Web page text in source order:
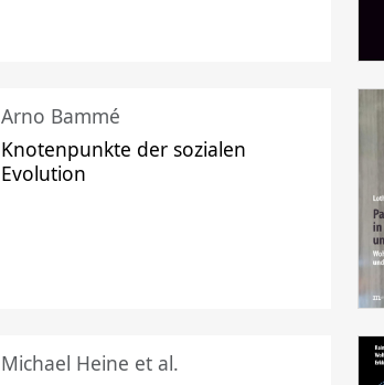
Arno Bammé
Knotenpunkte der sozialen
Evolution
Michael Heine et al.